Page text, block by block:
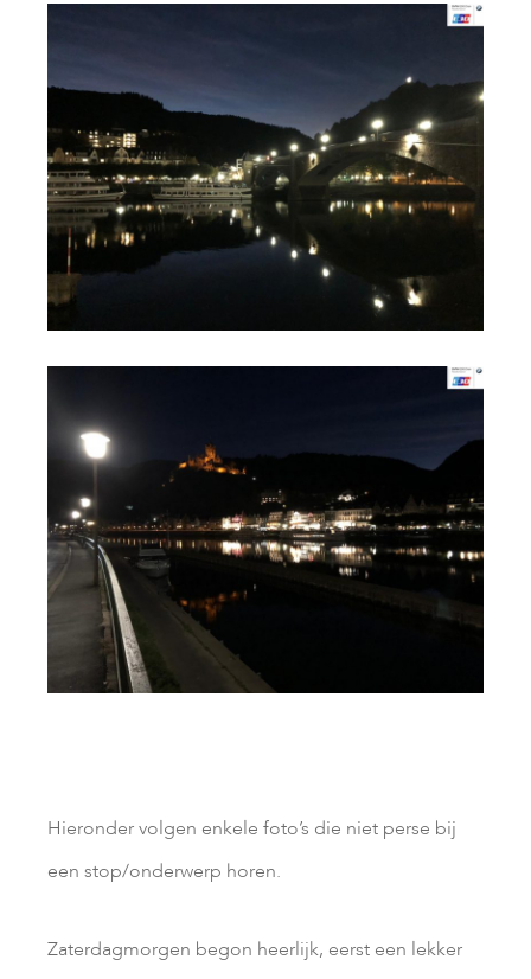
Hieronder volgen enkele foto’s die niet perse bij
een stop/onderwerp horen.
Zaterdagmorgen begon heerlijk, eerst een lekker